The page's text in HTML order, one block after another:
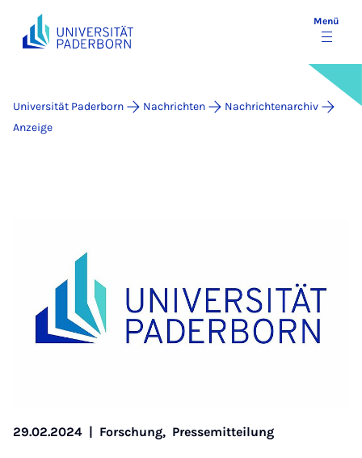
Menü
Universität Paderborn Nachrichten
Nachrichtenarchiv
Anzeige
29.02.2024 | Forschung, Pressemitteilung